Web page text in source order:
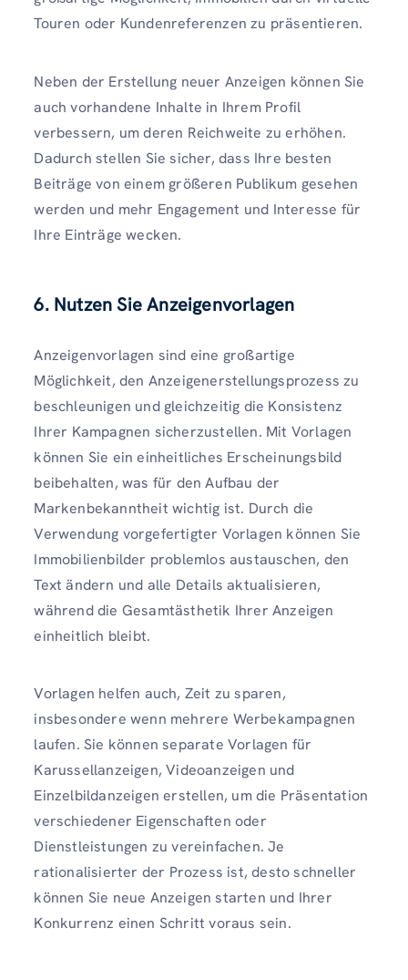
Touren oder Kundenreferenzen zu präsentieren.
Neben der Erstellung neuer Anzeigen können Sie
auch vorhandene Inhalte in Ihrem Profil
verbessern, um deren Reichweite zu erhöhen.
Dadurch stellen Sie sicher, dass Ihre besten
Beiträge von einem größeren Publikum gesehen
werden und mehr Engagement und Interesse für
Ihre Einträge wecken.
6. Nutzen Sie Anzeigenvorlagen
Anzeigenvorlagen sind eine großartige
Möglichkeit, den Anzeigenerstellungsprozess zu
beschleunigen und gleichzeitig die Konsistenz
Ihrer Kampagnen sicherzustellen. Mit Vorlagen
können Sie ein einheitliches Erscheinungsbild
beibehalten, was für den Aufbau der
Markenbekanntheit wichtig ist. Durch die
Verwendung vorgefertigter Vorlagen können Sie
Immobilienbilder problemlos austauschen, den
Text ändern und alle Details aktualisieren,
während die Gesamtästhetik Ihrer Anzeigen
einheitlich bleibt.
Vorlagen helfen auch, Zeit zu sparen,
insbesondere wenn mehrere Werbekampagnen
laufen. Sie können separate Vorlagen für
Karussellanzeigen, Videoanzeigen und
Einzelbildanzeigen erstellen, um die Präsentation
verschiedener Eigenschaften oder
Dienstleistungen zu vereinfachen. Je
rationalisierter der Prozess ist, desto schneller
können Sie neue Anzeigen starten und Ihrer
Konkurrenz einen Schritt voraus sein.